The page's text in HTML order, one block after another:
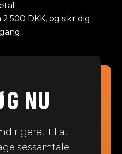
DKK, og sikr dig
NU
til at